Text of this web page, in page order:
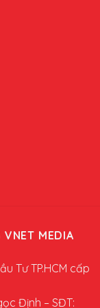
MEDIA
Tư TP.HCM cấp
Định – SĐT: